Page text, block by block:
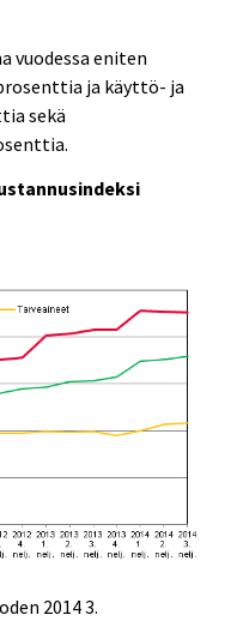
vuodessa eniten
ja käyttö- ja
sekä
2014 3.